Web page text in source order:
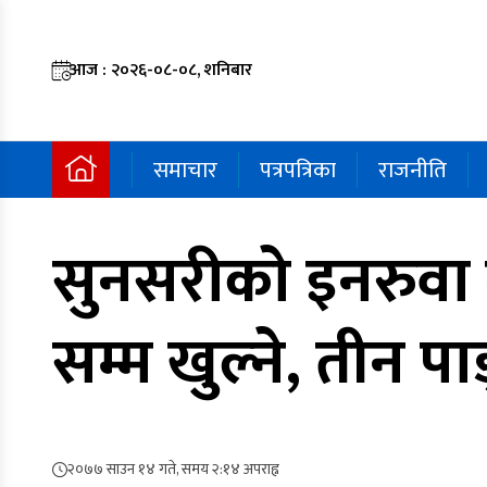
आज : २०२६-०८-०८, शनिबार
समाचार पत्रपत्रिका राजनीति
सुनसरीको
सम्म खुल्ने, तीन
२०७७ साउन १४ गते, समय २:१४ अपराह्न